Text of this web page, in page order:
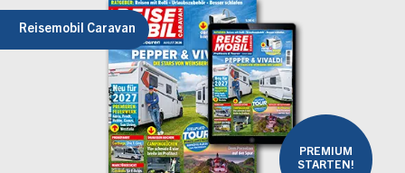
Reisemobil Caravan
PREMIUM
STARTEN!